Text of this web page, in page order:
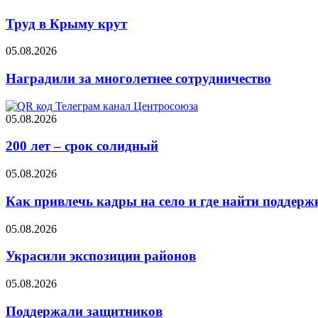
Труд в Крыму крут
05.08.2026
Наградили за многолетнее сотрудничество
05.08.2026
200 лет – срок солидный
05.08.2026
Как привлечь кадры на село и где найти
05.08.2026
Украсили экспозиции районов
05.08.2026
Поддержали защитников